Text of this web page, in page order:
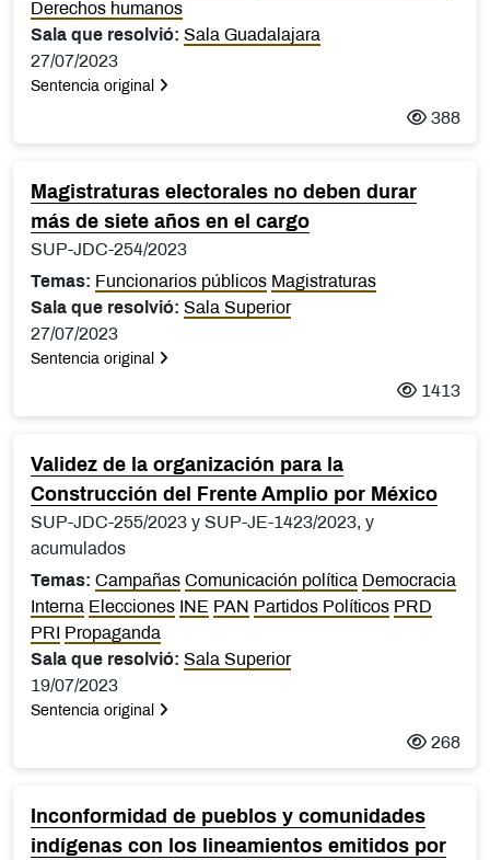
Derechos humanos
Sala que resolvió: Sala Guadalajara
27/07/2023
Sentencia original
388
Magistraturas electorales no deben durar
más de siete años en el cargo
SUP-JDC-254/2023
Temas: Funcionarios públicos Magistraturas
Sala que resolvió: Sala Superior
27/07/2023
Sentencia original
1413
Validez de la organización para la
Construcción del Frente Amplio por México
SUP-JDC-255/2023 y SUP-JE-1423/2023, y
acumulados
Temas: Campañas Comunicación política Democracia
Interna Elecciones INE PAN Partidos Políticos PRD
PRI
Propaganda
Sala que resolvió: Sala Superior
19/07/2023
Sentencia original
268
Inconformidad de pueblos y comunidades
indígenas con los lineamientos emitidos por